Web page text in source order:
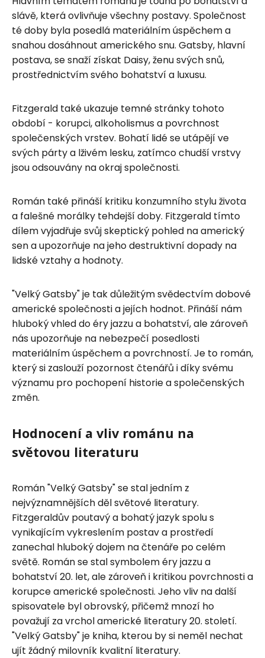
slávě, která ovlivňuje všechny postavy. Společnost
té doby byla posedlá materiálním úspěchem a
snahou dosáhnout amerického snu. Gatsby, hlavní
postava, se snaží získat Daisy, ženu svých snů,
prostřednictvím svého bohatství a luxusu.
Fitzgerald také ukazuje temné stránky tohoto
období - korupci, alkoholismus a povrchnost
společenských vrstev. Bohatí lidé se utápějí ve
svých párty a lživém lesku, zatímco chudší vrstvy
jsou odsouvány na okraj společnosti.
Román také přináší kritiku konzumního stylu života
a falešné morálky tehdejší doby. Fitzgerald tímto
dílem vyjadřuje svůj skeptický pohled na americký
sen a upozorňuje na jeho destruktivní dopady na
lidské vztahy a hodnoty.
"Velký Gatsby" je tak důležitým svědectvím dobové
americké společnosti a jejích hodnot. Přináší nám
hluboký vhled do éry jazzu a bohatství, ale zároveň
nás upozorňuje na nebezpečí posedlosti
materiálním úspěchem a povrchností. Je to román,
který si zaslouží pozornost čtenářů i díky svému
významu pro pochopení historie a společenských
změn.
Hodnocení a vliv románu na
světovou literaturu
Román "Velký Gatsby" se stal jedním z
nejvýznamnějších děl světové literatury.
Fitzgeraldův poutavý a bohatý jazyk spolu s
vynikajícím vykreslením postav a prostředí
zanechal hluboký dojem na čtenáře po celém
světě. Román se stal symbolem éry jazzu a
bohatství 20. let, ale zároveň i kritikou povrchnosti a
korupce americké společnosti. Jeho vliv na další
spisovatele byl obrovský, přičemž mnozí ho
považují za vrchol americké literatury 20. století.
"Velký Gatsby" je kniha, kterou by si neměl nechat
ujít žádný milovník kvalitní literatury.